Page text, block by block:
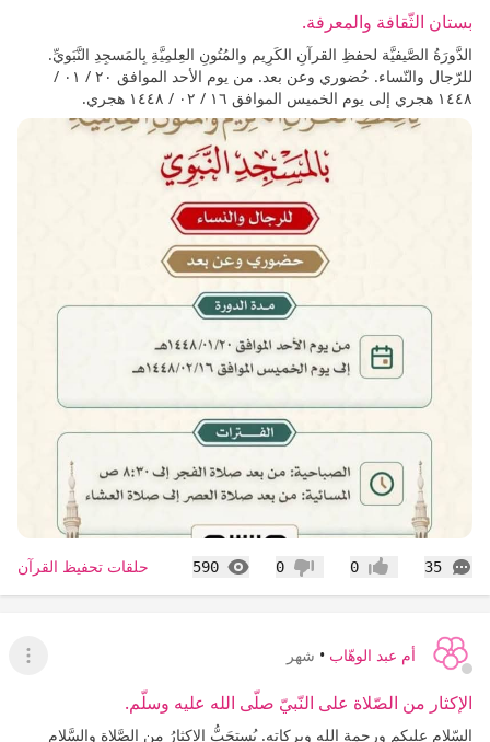
بستان الثّقافة والمعرفة.
الدَّورَةُ الصَّيفيَّة لحفظِ القرآنِ الكَرِيم والمُتُونِ العِلمِيَّةِ بِالمَسجِدِ النَّبَويِّ.
للرّجال والنّساء. حُضوري وعن بعد. من يوم الأحد الموافق ٢٠ / ٠١ /
١٤٤٨ هجري إلى يوم الخميس الموافق ١٦ / ٠٢ / ١٤٤٨ هجري.
35
التعليقات إعجاب0 عدم إعجاب
0
590
المشاهدات حلقات تحفيظ القرآن
أم عبد الوهّاب • شهر
عرض
الإكثار من الصّلاة على النّبيّ صلّى الله عليه وسلّم.
السّلام عليكم ورحمة الله وبركاته. يُستحَبُّ الإكثارُ مِن الصَّلاةِ والسَّلامِ